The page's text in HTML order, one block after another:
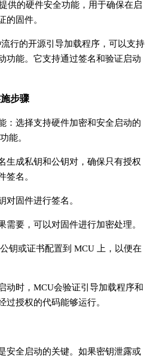
供的硬件安全功能，用于确保在启
的固件。
行的开源引导加载程序，可以支持
功能。它支持通过签名和验证启动
步骤
：选择支持硬件加密和安全启动的
能。
生成私钥和公钥对，确保只有授权
签名。
对固件进行签名。
需要，可以对固件进行加密处理。
钥或证书配置到 MCU 上，以便在
动时，MCU会验证引导加载程序和
过授权的代码能够运行。
安全启动的关键。如果密钥泄露或